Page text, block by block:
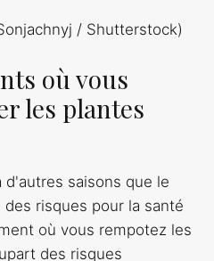
/ Shutterstock)
où vous
les plantes
saisons que le
risques pour la santé
où vous rempotez les
des risques